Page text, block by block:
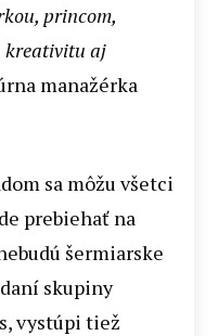
princom,
kreativitu aj
manažérka
sa môžu všetci
prebiehať na
šermiarske
skupiny
vystúpi tiež